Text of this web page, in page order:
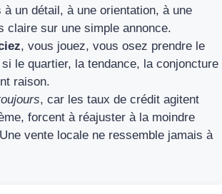
à un détail, à une orientation, à une
claire sur une simple annonce.
, vous jouez, vous osez prendre le
le quartier, la tendance, la conjoncture
raison.
, car les taux de crédit agitent
forcent à réajuster à la moindre
vente locale ne ressemble jamais à